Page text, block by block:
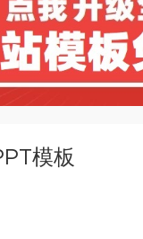
模板